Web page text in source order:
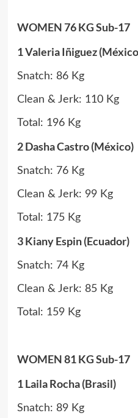
WOMEN 76 KG Sub-17
1 Valeria Iñiguez
Snatch: 86 Kg
Clean & Jerk: 110 Kg
Total: 196 Kg
2 Dasha Castro (México)
Snatch: 76 Kg
Clean & Jerk: 99 Kg
Total: 175 Kg
3 Kiany Espin (Ecuador)
Snatch: 74 Kg
Clean & Jerk: 85 Kg
Total: 159 Kg
WOMEN 81 KG Sub-17
1 Laila Rocha (Brasil)
Snatch: 89 Kg